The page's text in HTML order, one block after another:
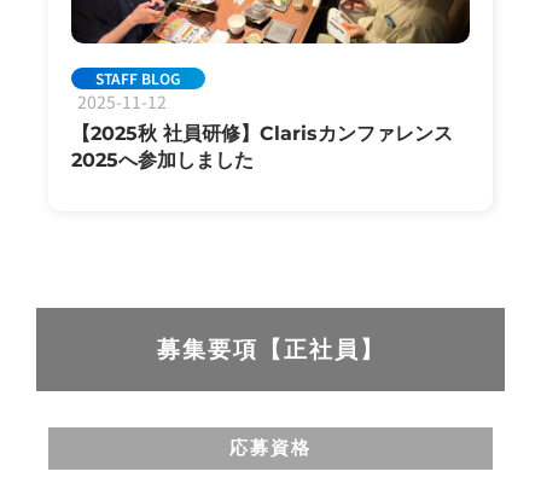
STAFF BLOG
2025-11-12
【2025秋 社員研修】Clarisカンファレンス
2025へ参加しました
募集要項【正社員】
応募資格